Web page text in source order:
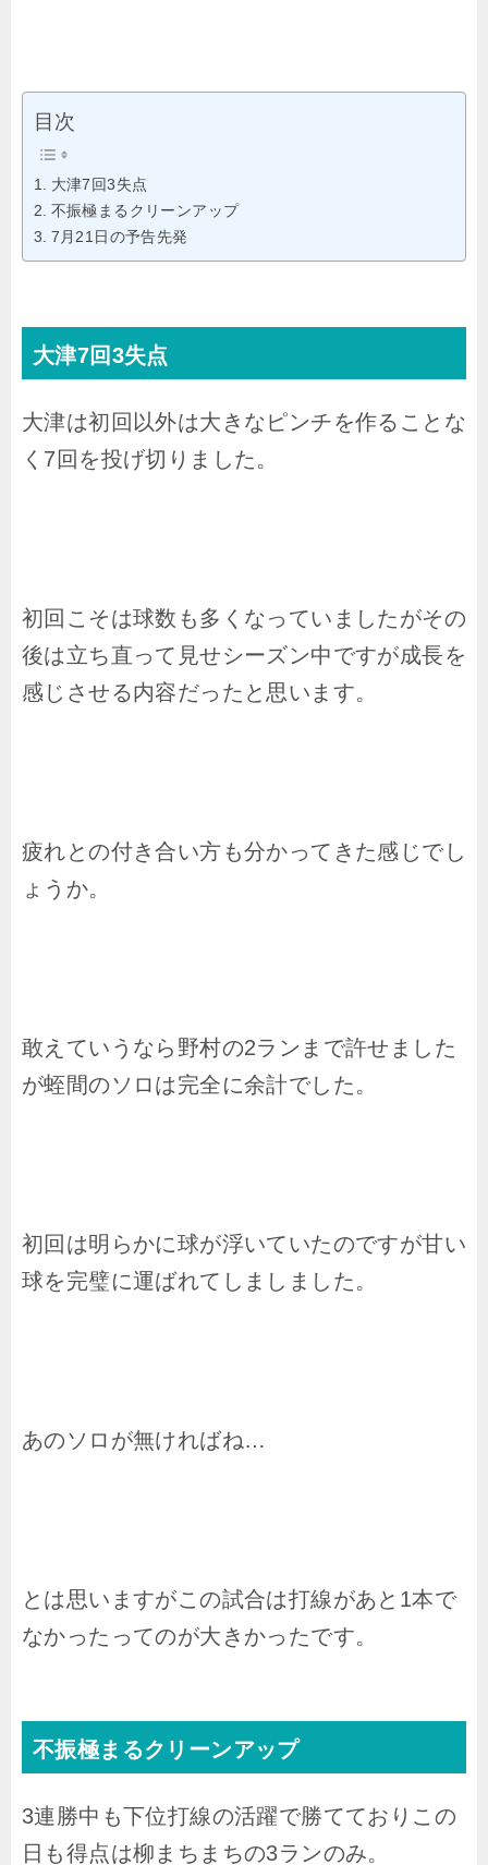
目次
大津7回3失点
不振極まるクリーンアップ
7月21日の予告先発
大津7回3失点
大津は初回以外は大きなピンチを作ることな
く7回を投げ切りました。
初回こそは球数も多くなっていましたがその
後は立ち直って見せシーズン中ですが成長を
感じさせる内容だったと思います。
疲れとの付き合い方も分かってきた感じでし
ょうか。
敢えていうなら野村の2ランまで許せました
が蛭間のソロは完全に余計でした。
初回は明らかに球が浮いていたのですが甘い
球を完璧に運ばれてしましました。
あのソロが無ければね…
とは思いますがこの試合は打線があと1本で
なかったってのが大きかったです。
不振極まるクリーンアップ
3連勝中も下位打線の活躍で勝てておりこの
日も得点は柳まちまちの3ランのみ。